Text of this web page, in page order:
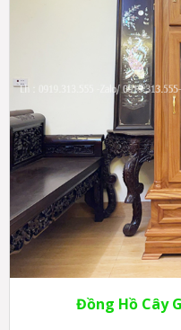
Đồng Hồ Cây